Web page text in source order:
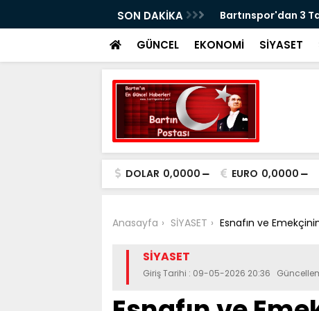
SON DAKİKA Bartınspor'dan 3
GÜNCEL EKONOMİ SİYASET
DOLAR 0,0000 EURO 0,0000
Anasayfa SİYASET Esnafın ve
SİYASET
Giriş Tarihi : 09-05-2026 20:36